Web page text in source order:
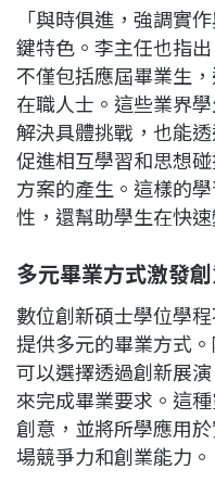
「與時俱進，強調實
鍵特色。李主任也指
不僅包括應屆畢業生
在職人士。這些業界
解決具體挑戰，也能
促進相互學習和思想
方案的產生。這樣的
性，還幫助學生在快
多元畢業方式激發
數位創新碩士學位學
提供多元的畢業方式
可以選擇透過創新展
來完成畢業要求。這
創意，並將所學應用
場競爭力和創業能力。